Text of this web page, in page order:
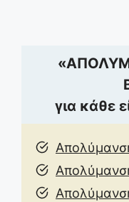
για κάθε